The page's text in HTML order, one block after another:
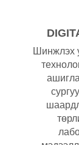
Шинжлэх